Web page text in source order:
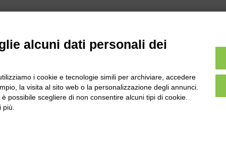
231 Alba-Bra
44, 12060
Tel:0172-478161
Fax: 0172-487399
alcuni dati personali dei
i cookie e tecnologie simili per archiviare, accedere
la visita al sito web o la personalizzazione degli annunci.
possibile scegliere di non consentire alcuni tipi di cookie.